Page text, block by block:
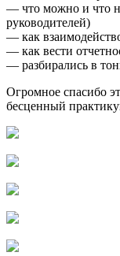
— что можно и что
руководителей)
— как
— как вести
— разбирались в
Огромное спасибо
бесценный